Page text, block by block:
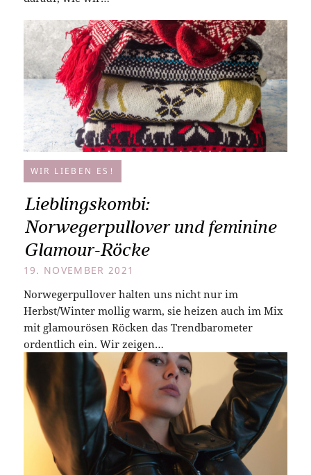
WIR LIEBEN ES!
Lieblingskombi:
Norwegerpullover und feminine
Glamour-Röcke
19. NOVEMBER 2021
Norwegerpullover halten uns nicht nur im
Herbst/Winter mollig warm, sie heizen auch im Mix
mit glamourösen Röcken das Trendbarometer
ordentlich ein. Wir zeigen…